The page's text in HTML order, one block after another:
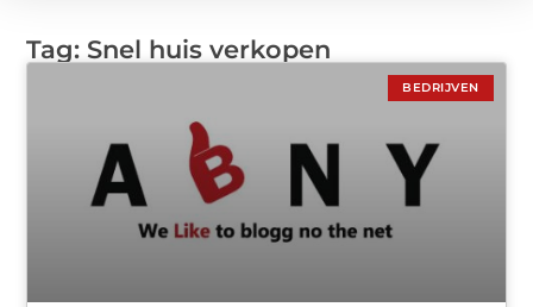
Tag: Snel huis verkopen
BEDRIJVEN